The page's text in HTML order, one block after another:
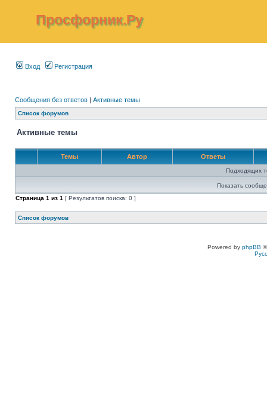
Просфорник.Ру
Вход Регистрация
Сообщения без ответов | Активные темы
Список форумов
Активные темы
Темы Автор Ответы
Подходящих
Показать
Страница 1 из 1 [ Результатов поиска: 0 ]
Список форумов
Powered by phpBB